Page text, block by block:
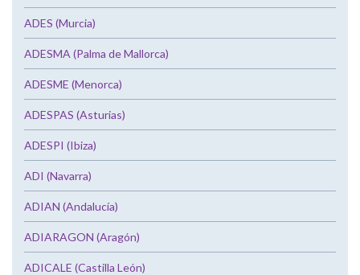
ADES (Murcia)
ADESMA (Palma de Mallorca)
ADESME (Menorca)
ADESPAS (Asturias)
ADESPI (Ibiza)
ADI (Navarra)
ADIAN (Andalucía)
ADIARAGON (Aragón)
ADICALE (Castilla León)